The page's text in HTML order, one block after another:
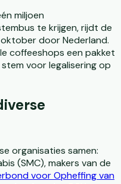
miljoen
te krijgen, rijdt de
door Nederland.
coffeeshops een pakket
voor legalisering op
organisaties samen:
(SMC), makers van de
voor Opheffing van